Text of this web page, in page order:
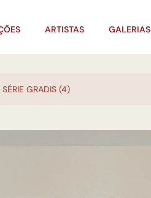
ARTISTAS GALERIAS
SÉRIE GRADIS (4)